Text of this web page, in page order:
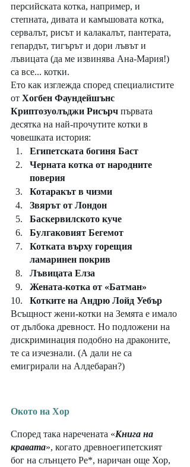
персийската котка, например, и
степната, дивата и камъшовата котка,
сервалът, рисът и калакалът, пантерата,
гепардът, тигърът и дори лъвът и
лъвицата (да ме извинява Ана-Мария!)
са все... котки.
Ето как изглежда според специалистите
от Хогбен Фаундейшънс
Криптозуолъджи Рисърч първата
десятка на най-прочутите котки в
човешката история:
Египетската богиня Баст
Черната котка от народните
поверия
Котаракът в чизми
Звярът от Лондон
Баскервилското куче
Булгаковият Бегемот
Котката върху горещия
ламаринен покрив
Лъвицата Елза
Жената-котка от «Батман»
Котките на Андрю Лойд Уебър
Всъщност жени-котки на Земята е имало
от дълбока древност. Но подложени на
дискриминация подобно на драконите,
те са изчезнали. (А дали не са
емигрирали на Алдебаран?)
Окото на Хор
Според така наречената «Книга на
кравата», когато древноегипетският
бог на слънцето Ре*, наричан още Хор,